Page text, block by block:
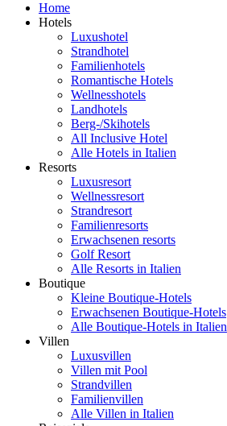
Home
Hotels
Luxushotel
Strandhotel
Familienhotels
Romantische Hotels
Wellnesshotels
Landhotels
Berg-/Skihotels
All Inclusive Hotel
Alle Hotels in Italien
Resorts
Luxusresort
Wellnessresort
Strandresort
Familienresorts
Erwachsenen resorts
Golf Resort
Alle Resorts in Italien
Boutique
Kleine Boutique-Hotels
Erwachsenen Boutique-Hotels
Alle Boutique-Hotels in Italien
Villen
Luxusvillen
Villen mit Pool
Strandvillen
Familienvillen
Alle Villen in Italien